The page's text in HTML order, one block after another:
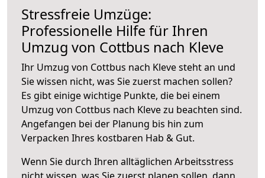
Stressfreie Umzüge:
Professionelle Hilfe für Ihren
Umzug von Cottbus nach Kleve
Ihr Umzug von Cottbus nach Kleve steht an und
Sie wissen nicht, was Sie zuerst machen sollen?
Es gibt einige wichtige Punkte, die bei einem
Umzug von Cottbus nach Kleve zu beachten sind.
Angefangen bei der Planung bis hin zum
Verpacken Ihres kostbaren Hab & Gut.
Wenn Sie durch Ihren alltäglichen Arbeitsstress